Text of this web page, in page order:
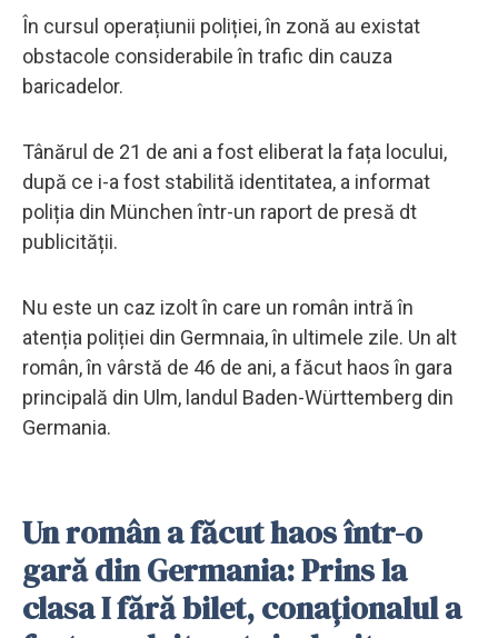
În cursul operațiunii poliției, în zonă au existat
obstacole considerabile în trafic din cauza
baricadelor.
Tânărul de 21 de ani a fost eliberat la fața locului,
după ce i-a fost stabilită identitatea, a informat
poliția din München într-un raport de presă dt
publicității.
Nu este un caz izolt în care un român intră în
atenția poliției din Germnaia, în ultimele zile. Un alt
român, în vârstă de 46 de ani, a făcut haos în gara
principală din Ulm, landul Baden-Württemberg din
Germania.
Un român a făcut haos într-o
gară din Germania: Prins la
clasa I fără bilet, conaționalul a